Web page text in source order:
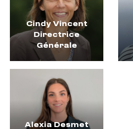
Cindy Vincent
Directrice
Générale
Alexia Desmet